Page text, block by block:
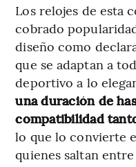
Los relojes de esta
cobrado
diseño como
que se adaptan a
deportivo a lo
una duración de
compatibilidad
lo que lo convierte
quienes saltan entre